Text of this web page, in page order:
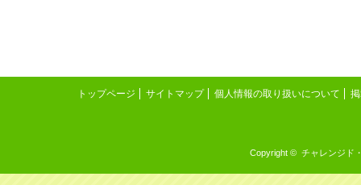
トップページ サイトマップ 個人情報の取り扱いについて
Copyright © チャレンジド